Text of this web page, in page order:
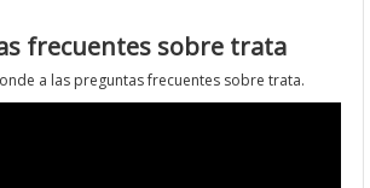
frecuentes sobre trata
a las preguntas frecuentes sobre trata.